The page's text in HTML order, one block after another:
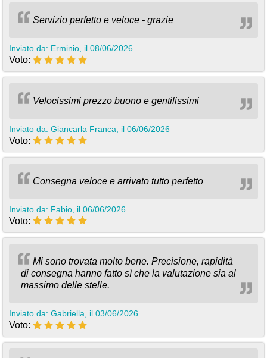
Servizio perfetto e veloce - grazie
Inviato da: Erminio, il 08/06/2026
Voto:
Velocissimi prezzo buono e gentilissimi
Inviato da: Giancarla Franca, il 06/06/2026
Voto:
Consegna veloce e arrivato tutto perfetto
Inviato da: Fabio, il 06/06/2026
Voto:
Mi sono trovata molto bene. Precisione, rapidità
di consegna hanno fatto sì che la valutazione sia al
massimo delle stelle.
Inviato da: Gabriella, il 03/06/2026
Voto: